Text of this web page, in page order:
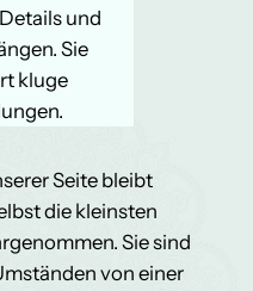
und
Sie
kluge
Seite bleibt
die kleinsten
Sie sind
von einer